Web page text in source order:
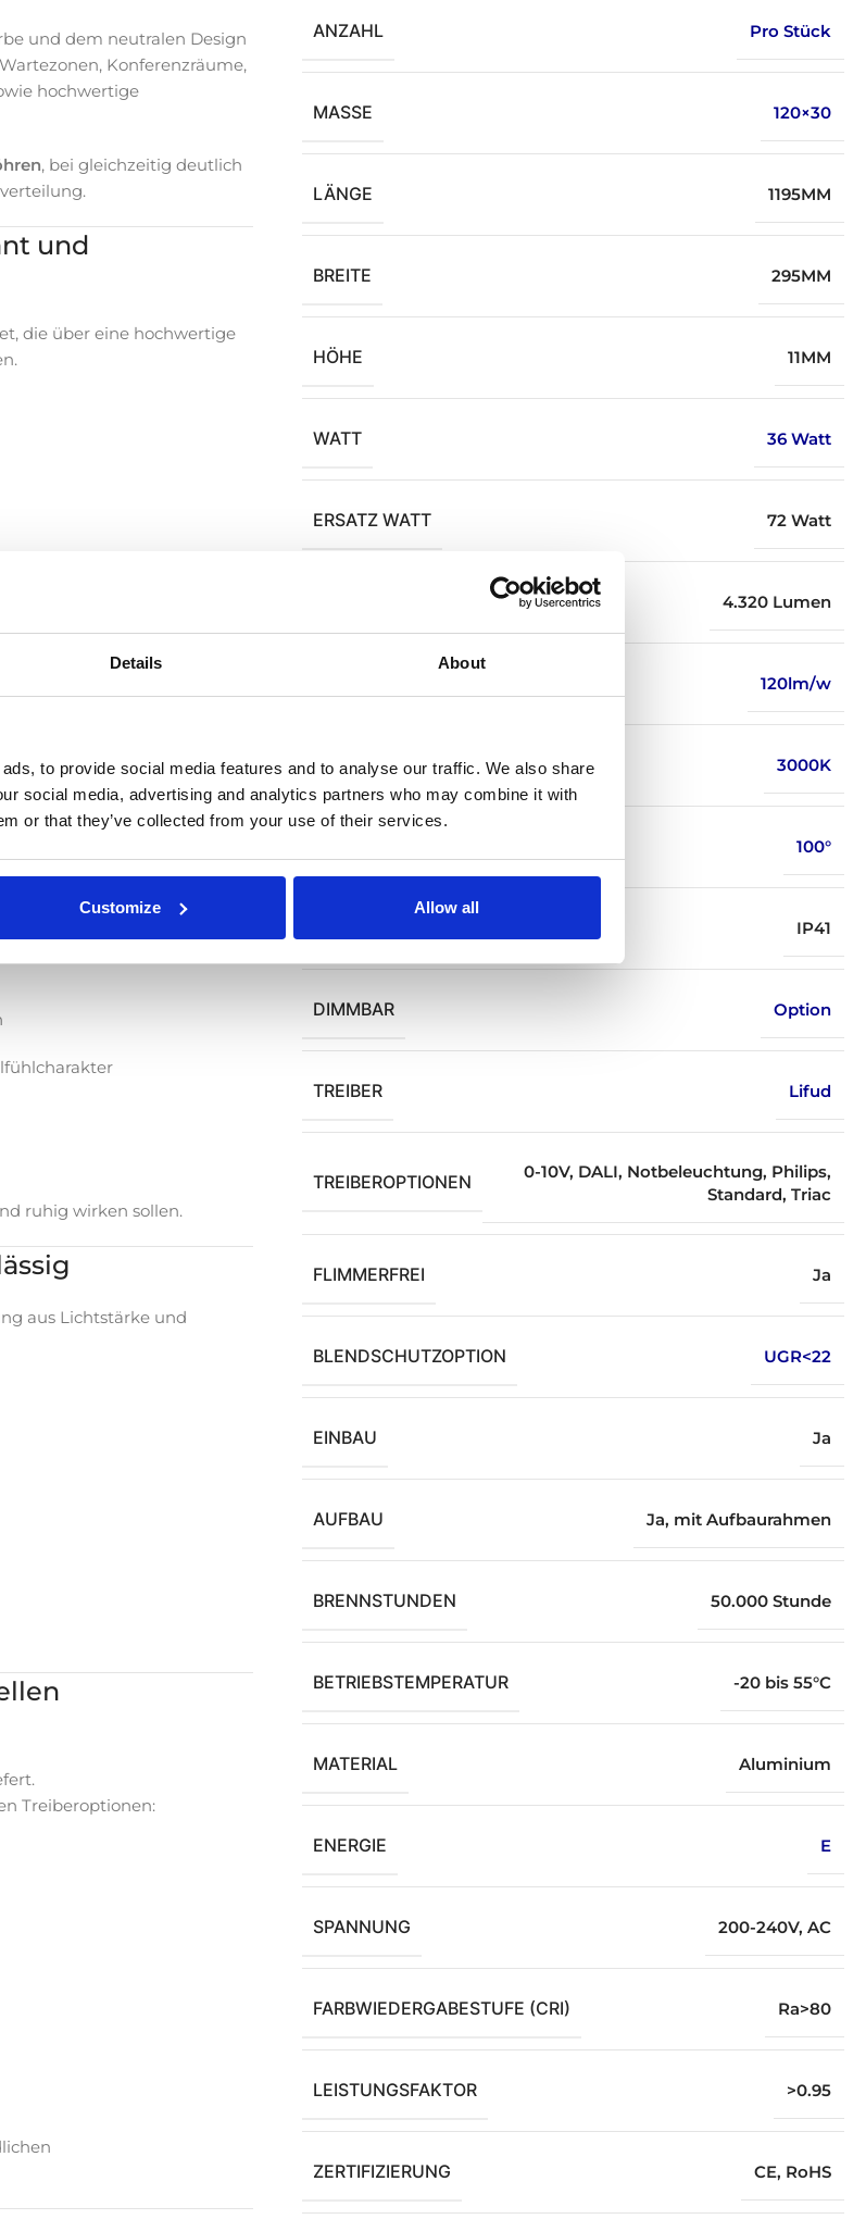
Details About
to provide social media features and to analyse our traffic. We also share
social media, advertising and analytics partners who may combine it with
or that they’ve collected from your use of their services.
Customize Allow all
und dem neutralen Design
Konferenzräume,
hochwertige
, bei gleichzeitig deutlich
und
die über eine hochwertige
wichtig sind.
ideal für Räume mit
ruhig wirken sollen.
aus Lichtstärke und
Treiberoptionen:
ANZAHL Pro Stück
MASSE 120×30
LÄNGE 1195MM
BREITE 295MM
HÖHE 11MM
WATT 36 Watt
ERSATZ WATT 72 Watt
4.320 Lumen
120lm/w
LICHTFARBE 3000K
100°
IP41
DIMMBAR Option
TREIBER Lifud
TREIBEROPTIONEN 0-10V, DALI, Notbeleuchtung, Philips,
Standard, Triac
FLIMMERFREI Ja
BLENDSCHUTZOPTION UGR<22
EINBAU Ja
AUFBAU Ja, mit Aufbaurahmen
BRENNSTUNDEN 50.000 Stunde
BETRIEBSTEMPERATUR -20 bis 55°C
MATERIAL Aluminium
ENERGIE E
SPANNUNG 200-240V, AC
FARBWIEDERGABESTUFE (CRI) Ra>80
LEISTUNGSFAKTOR >0.95
ZERTIFIZIERUNG CE, RoHS